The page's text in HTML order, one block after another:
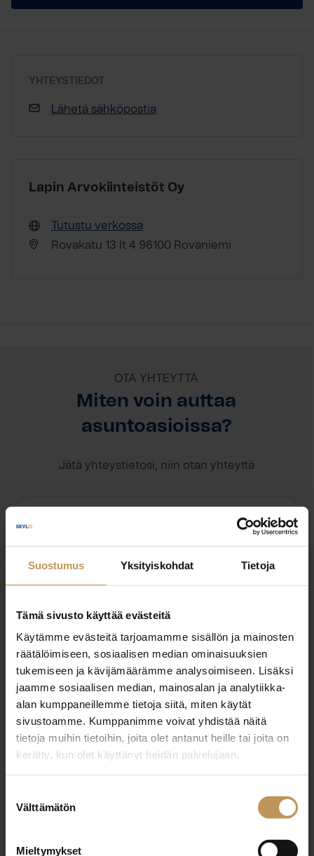
Suostumus Yksityiskohdat Tietoja
Tämä sivusto käyttää evästeitä
Käytämme evästeitä tarjoamamme sisällön ja mainosten
räätälöimiseen, sosiaalisen median ominaisuuksien
tukemiseen ja kävijämäärämme analysoimiseen. Lisäksi
jaamme sosiaalisen median, mainosalan ja analytiikka-
alan kumppaneillemme tietoja siitä, miten käytät
sivustoamme. Kumppanimme voivat yhdistää näitä
tietoja muihin tietoihin, joita olet antanut heille tai joita on
kerätty, kun olet käyttänyt heidän palvelujaan.
valinta
Välttämätön
Mieltymykset
YHTEYSTIEDOT
Lähetä sähköpostia
Lapin Arvokiinteistöt Oy
Tutustu verkossa
Rovakatu 13 lt 4 96100 Rovaniemi
OTA YHTEYTTÄ
Miten voin auttaa
asuntoasioissa?
Jätä yhteystietosi, niin otan yhteyttä
tuukka.harkonen@lapinarvokiinteistot.fi
"*" näyttää pakolliset kentät
Aihe
Sähköposti